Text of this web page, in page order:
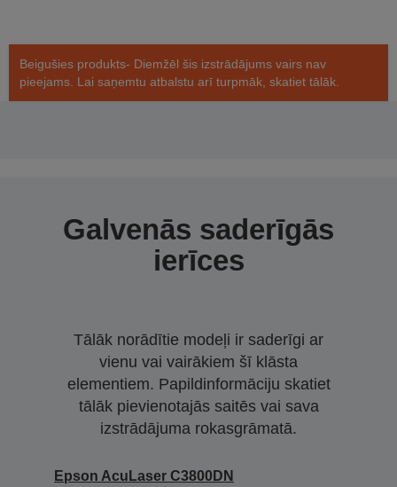
Beigušies produkts- Diemžēl šis izstrādājums vairs nav
pieejams. Lai saņemtu atbalstu arī turpmāk, skatiet tālāk.
Galvenās saderīgās
ierīces
Tālāk norādītie modeļi ir saderīgi ar
vienu vai vairākiem šī klāsta
elementiem. Papildinformāciju skatiet
tālāk pievienotajās saitēs vai sava
izstrādājuma rokasgrāmatā.
Epson AcuLaser C3800DN